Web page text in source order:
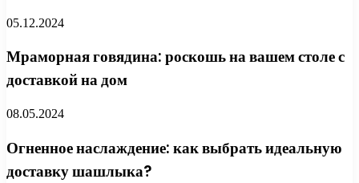
05.12.2024
Мраморная говядина: роскошь на вашем столе с
доставкой на дом
08.05.2024
Огненное наслаждение: как выбрать идеальную
доставку шашлыка?